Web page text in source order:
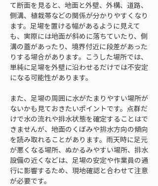
て断面を見ると、地面と外壁、外構、道路、
側溝、植栽帯などの関係が分かりやすくなり
ます。足場を置ける幅があるように見えて
も、実際には地面が斜めに落ちていたり、側
溝の蓋があったり、境界付近に段差があった
りする場合があります。こうした場所では、
単純に足場を外壁に沿わせるだけでは不安定
になる可能性があります。
また、足場の周囲に水がたまりやすい場所が
ないかも見ておきたいポイントです。点群だ
けで水の流れや排水状態を確定することはで
きませんが、地面のくぼみや排水方向の傾向
を読み取れることがあります。雨天時に足元
が悪くなる場所、ぬかるみやすい場所、排水
設備の近くなどは、足場の安定や作業員の通
行に影響するため、現地確認と合わせて注意
が必要です。